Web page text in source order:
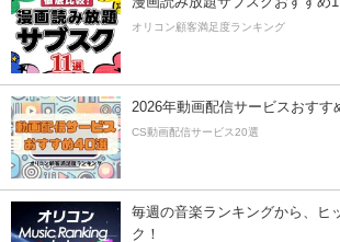
オリコン顧客満足度ランキング
2026年動画配信サービスおすす
CS動画配信サービス20選
毎週の音楽ランキングから、ヒ
ク！